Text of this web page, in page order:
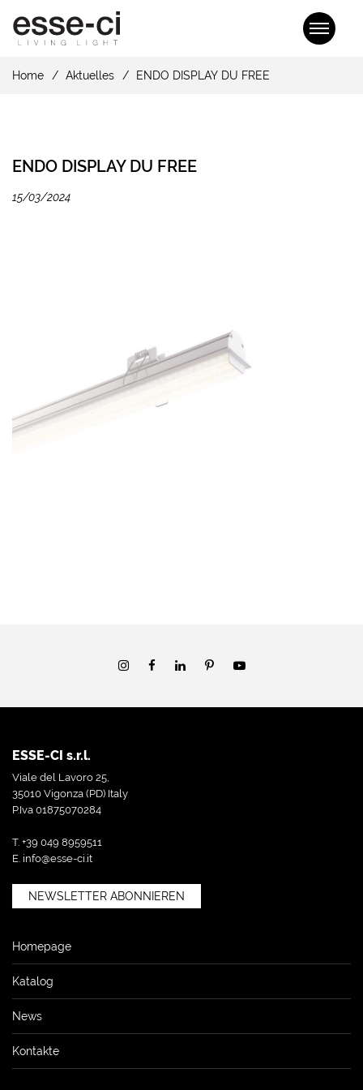
Home Aktuelles ENDO DISPLAY DU FREE
ENDO DISPLAY DU FREE
15/03/2024
ESSE-CI s.r.l.
Viale del Lavoro 25,
35010 Vigonza (PD) Italy
P.Iva 01875070284
T. +39 049 8959511
E. info@esse-ci.it
NEWSLETTER ABONNIEREN
Homepage
Katalog
News
Kontakte